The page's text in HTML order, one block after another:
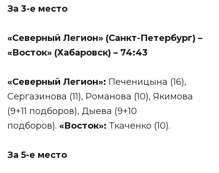
За 3-е место
«Северный Легион» (Санкт-Петербург) –
«Восток» (Хабаровск) – 74:43
«Северный Легион»: Печеницына (16),
Сергазинова (11), Романова (10), Якимова
(9+11 подборов), Дыева (9+10
подборов). «Восток»: Ткаченко (10).
За 5-е место